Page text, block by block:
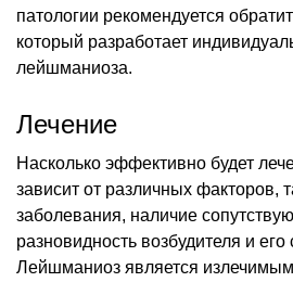
патологии рекомендуется
который разработает
лейшманиоза.
Лечение
Насколько эффективно будет
зависит от различных факторов,
заболевания, наличие
разновидность возбудителя и
Лейшманиоз является